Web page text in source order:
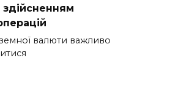
валюти важливо